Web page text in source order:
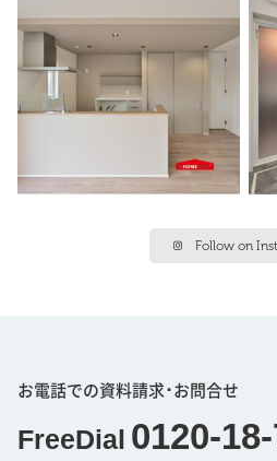
Follow on
お電話での資料請求･お問合せ
FreeDial 0120-